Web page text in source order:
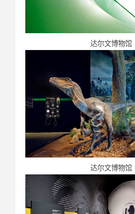
达尔文博物馆
达尔文博物馆